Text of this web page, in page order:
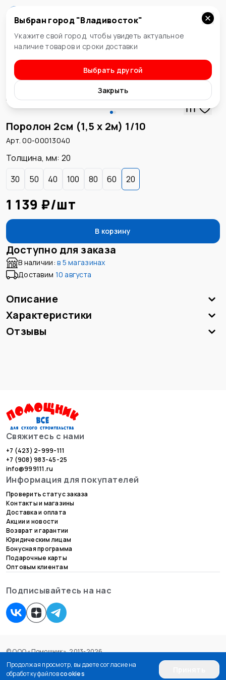
Продолжая просмотр, вы даете согласие на
обработку файловcookies
Владивосток
Выбран город "Владивосток"
Укажите свой город, чтобы увидеть актуальное
наличие товаров и сроки доставки
Выбрать другой
Закрыть
Поролон
Поролон 2см (1,5 х 2м) 1/10
Арт. 00-00013040
Толщина, мм: 20
30
50 40 100 80 60 20
1 139 ₽/шт
В корзину
Доступно для заказа
В наличии: в 5 магазинах
Доставим 10 августа
Описание
Характеристики
Отзывы
Свяжитесь с нами
+7 (423) 2-999-111
+7 (908) 983-45-25
info@999111.ru
Информация для покупателей
Проверить статус заказа
Контакты и магазины
Доставка и оплата
Акции и новости
Возврат и гарантии
Юридическим лицам
Бонусная программа
Подарочные карты
Оптовым клиентам
Подписывайтесь на нас
© ООО «Помощник», 2013-2026.
Согласие на обработку персональных данных
Пользовательское соглашение